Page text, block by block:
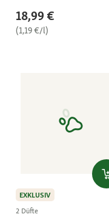
18,99 €
(1,19 €/l)
EXKLUSIV
2 Düfte